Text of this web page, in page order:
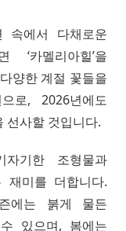
속에서 다채로운
카멜리아힐’을
양한 계절 꽃들을
로, 2026년에도
선사할 것입니다.
기한 조형물과
미를 더합니다.
에는 붉게 물든
있으며, 봄에는